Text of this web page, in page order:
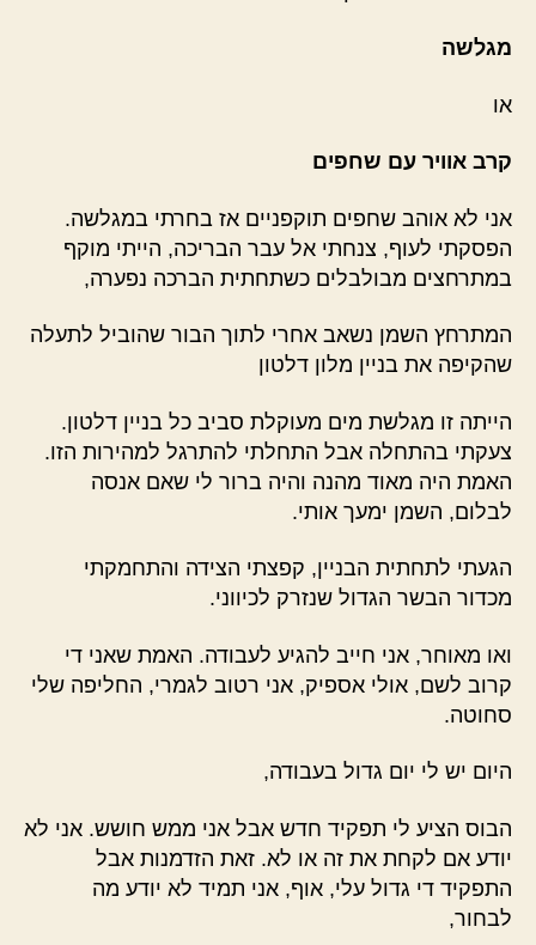
מגלשה
או
קרב אוויר עם שחפים
אני לא אוהב שחפים תוקפניים אז בחרתי במגלשה.
הפסקתי לעוף, צנחתי אל עבר הבריכה, הייתי מוקף
במתרחצים מבולבלים כשתחתית הברכה נפערה,
המתרחץ השמן נשאב אחרי לתוך הבור שהוביל לתעלה
שהקיפה את בניין מלון דלטון
הייתה זו מגלשת מים מעוקלת סביב כל בניין דלטון.
צעקתי בהתחלה אבל התחלתי להתרגל למהירות הזו.
האמת היה מאוד מהנה והיה ברור לי שאם אנסה
לבלום, השמן ימעך אותי.
הגעתי לתחתית הבניין, קפצתי הצידה והתחמקתי
מכדור הבשר הגדול שנזרק לכיווני.
ואו מאוחר, אני חייב להגיע לעבודה. האמת שאני די
קרוב לשם, אולי אספיק, אני רטוב לגמרי, החליפה שלי
סחוטה.
היום יש לי יום גדול בעבודה,
הבוס הציע לי תפקיד חדש אבל אני ממש חושש. אני לא
יודע אם לקחת את זה או לא. זאת הזדמנות אבל
התפקיד די גדול עלי, אוף, אני תמיד לא יודע מה
לבחור,